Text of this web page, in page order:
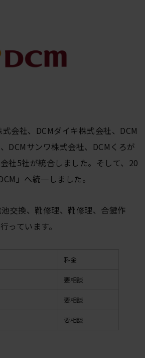
会社、DCMダイキ株式会社、DCM
DCMサンワ株式会社、DCMくろが
社5社が統合しました。そして、20
」へ統一しました。
交換、靴修理、靴修理、合鍵作
っています。
料金
要相談
要相談
要相談